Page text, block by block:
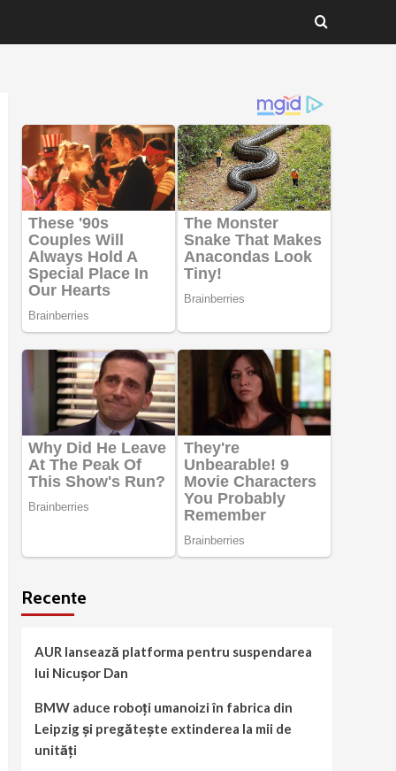
Recente
AUR lansează platforma pentru suspendarea
lui Nicușor Dan
BMW aduce roboți umanoizi în fabrica din
Leipzig și pregătește extinderea la mii de
unități